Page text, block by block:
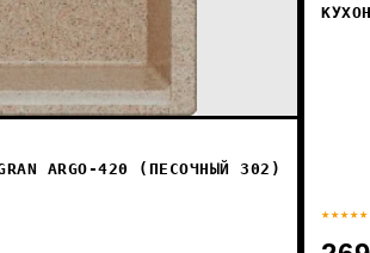
ARGO-420 (ПЕСОЧНЫЙ 302)